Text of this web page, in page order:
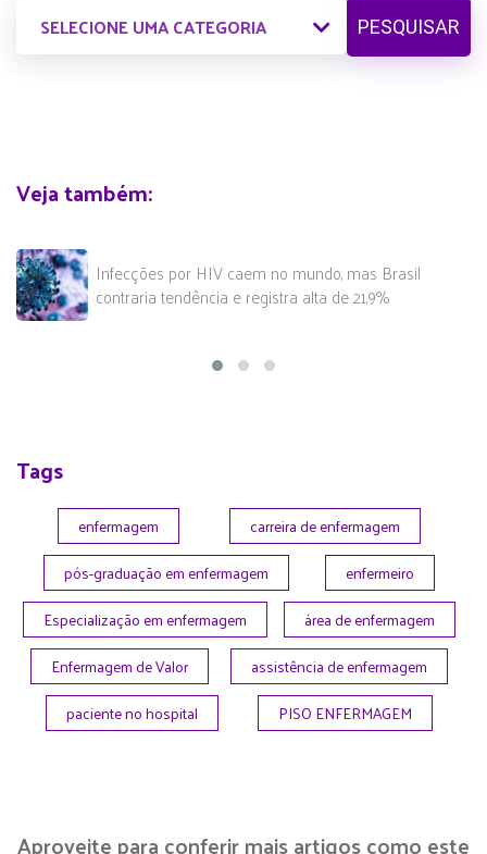
PESQUISAR
Veja também:
Infecções por HIV caem no mundo, mas Brasil
contraria tendência e registra alta de 21,9%
Tags
enfermagem
carreira de enfermagem
pós-graduação em enfermagem
enfermeiro
Especialização em enfermagem
área de enfermagem
Enfermagem de Valor
assistência de enfermagem
paciente no hospital
PISO ENFERMAGEM
Aproveite para conferir mais artigos como este